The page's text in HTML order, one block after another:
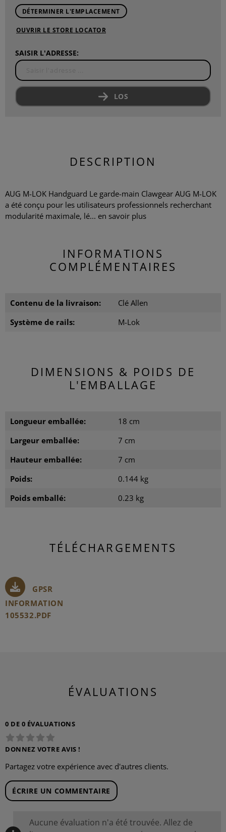
DÉTERMINER L'EMPLACEMENT
OUVRIR LE STORE LOCATOR
SAISIR L'ADRESSE:
LOS
DESCRIPTION
AUG M-LOK Handguard Le garde-main Clawgear AUG M-LOK
a été conçu pour les utilisateurs professionnels recherchant
modularité maximale, lé... en savoir plus
INFORMATIONS
COMPLÉMENTAIRES
Contenu de la livraison:
Clé Allen
Système de rails:
M-Lok
DIMENSIONS & POIDS DE
L'EMBALLAGE
Longueur emballée:
18 cm
Largeur emballée:
7 cm
Hauteur emballée:
7 cm
Poids:
0.144 kg
Poids emballé:
0.23 kg
TÉLÉCHARGEMENTS
GPSR
INFORMATION
105532.PDF
ÉVALUATIONS
0 DE 0 ÉVALUATIONS
DONNEZ VOTRE AVIS !
Partagez votre expérience avec d'autres clients.
ÉCRIRE UN COMMENTAIRE
Aucune évaluation n'a été trouvée. Allez de